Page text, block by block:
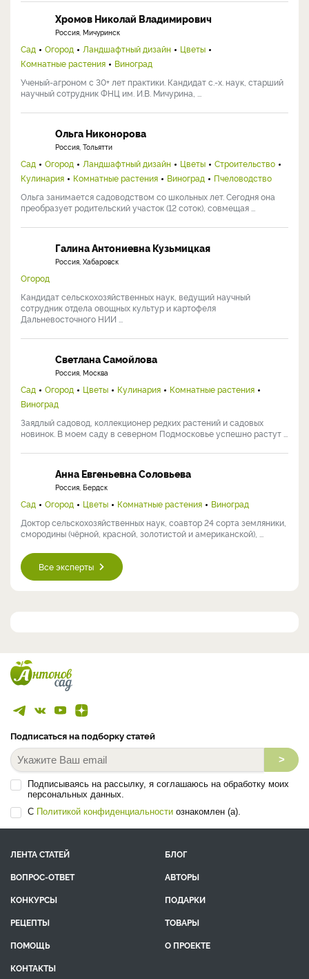
Хромов Николай Владимирович
Россия, Мичуринск
Сад Огород Ландшафтный дизайн
Цветы
Комнатные растения
Виноград
Ученый-агроном с 30+ лет практики. Кандидат с.-х. наук, старший
научный сотрудник ФНЦ им. И.В. Мичурина, ...
Ольга Никонорова
Россия, Тольятти
Сад Огород Ландшафтный дизайн Цветы
Строительство
Кулинария
Комнатные растения Виноград
Пчеловодство
Ольга занимается садоводством со школьных лет. Сегодня она
преобразует родительский участок (12 соток), совмещая ...
Галина Антониевна Кузьмицкая
Россия, Хабаровск
Огород
Кандидат сельскохозяйственных наук, ведущий научный
сотрудник отдела овощных культур и картофеля
Дальневосточного НИИ ...
Светлана Самойлова
Россия, Москва
Сад Огород Цветы Кулинария
Комнатные растения
Виноград
Заядлый садовод, коллекционер редких растений и садовых
новинок. В моем саду в северном Подмосковье успешно растут ...
Анна Евгеньевна Соловьева
Россия, Бердск
Сад Огород Цветы Комнатные растения
Виноград
Доктор сельскохозяйственных наук, соавтор 24 сорта земляники,
смородины (чёрной, красной, золотистой и американской), ...
Все эксперты
Подписаться на подборку статей
>
Подписываясь на рассылку, я соглашаюсь на обработку моих
персональных данных.
С Политикой конфиденциальности ознакомлен (а).
ЛЕНТА СТАТЕЙ
БЛОГ
ВОПРОС-ОТВЕТ
АВТОРЫ
КОНКУРСЫ
ПОДАРКИ
РЕЦЕПТЫ
ТОВАРЫ
ПОМОЩЬ
О ПРОЕКТЕ
КОНТАКТЫ